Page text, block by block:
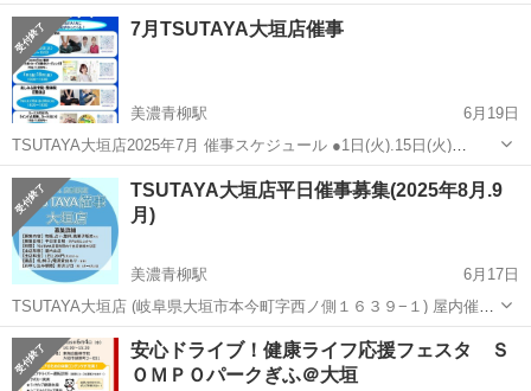
2025年9月.10月.11月.12月 ※9月締切/8月15日(金) 【募集店舗】 ・大
垣店(岐阜県大垣市) ・コスモブックセンター(岐阜県恵那...
岐阜 大垣市 美濃青柳駅 ワークショップ
7月TSUTAYA大垣店催事
美濃青柳駅
6月19日
TSUTAYA大垣店2025年7月 催事スケジュール ●1日(火).15日(火)
11:00〜16:00 カイロプラクティック伝々夢志 『骨盤調整』
@chiro.denden ●4日(金).18日(金) 10:00〜...
岐阜 大垣市 美濃青柳駅 ワークショップ
TSUTAYA大垣店平日催事募集(2025年8月.9
月)
美濃青柳駅
6月17日
TSUTAYA大垣店 (岐阜県大垣市本今町字西ノ側１６３９−１) 屋内催事
出店者様募集!! 【現在の募集受付日程】 2025年8月.9月 ※8月締切/7月
17日(木) こんな方にオススメ!! ・平日の出店場所がない.. ...
岐阜 大垣市 美濃青柳駅 ワークショップ
安心ドライブ！健康ライフ応援フェスタ Ｓ
ＯＭＰＯパークぎふ＠大垣